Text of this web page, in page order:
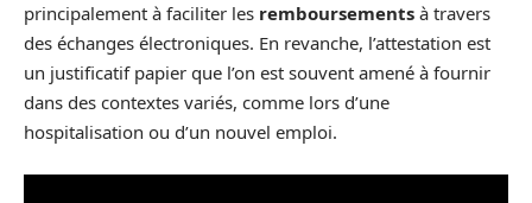
principalement à faciliter les remboursements à travers
des échanges électroniques. En revanche, l’attestation est
un justificatif papier que l’on est souvent amené à fournir
dans des contextes variés, comme lors d’une
hospitalisation ou d’un nouvel emploi.